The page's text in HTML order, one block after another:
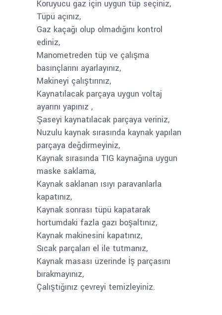
Koruyucu gaz için uygun tüp seçiniz,
Tüpü açınız,
Gaz kaçağı olup olmadığını kontrol
ediniz,
Manometreden tüp ve çalışma
basınçlarını ayarlayınız,
Makineyi çalıştırınız,
Kaynatılacak parçaya uygun voltaj
ayarını yapınız ,
Şaseyi kaynatılacak parçaya veriniz,
Nuzulu kaynak sırasında kaynak yapılan
parçaya değdirmeyiniz,
Kaynak sırasında TIG kaynağına uygun
maske saklama,
Kaynak saklanan ısıyı paravanlarla
kapatınız,
Kaynak sonrası tüpü kapatarak
hortumdaki fazla gazı boşaltınız,
Kaynak makinesini kapatınız,
Sıcak parçaları el ile tutmanız,
Kaynak masası üzerinde İş parçasını
bırakmayınız,
Çalıştığınız çevreyi temizleyiniz.